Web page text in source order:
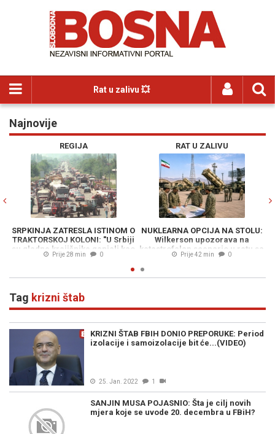
Rat u zalivu 💥
Najnovije
REGIJA
SRPKINJA ZATRESLA ISTINOM O
TRAKTORSKOJ KOLONI: "U Srbiji
su gladne krajišnike ganjali kao
divljač"
Prije 28 min 0
RAT U ZALIVU
NUKLEARNA OPCIJA NA STOLU:
Wilkerson upozorava na
katastrofalan scenario u ratu sa
Iranom
Prije 42 min 0
Tag krizni štab
KRIZNI ŠTAB FBIH DONIO PREPORUKE: Period
izolacije i samoizolacije bit će...(VIDEO)
25. Jan. 2022 1
SANJIN MUSA POJASNIO: Šta je cilj novih
mjera koje se uvode 20. decembra u FBiH?